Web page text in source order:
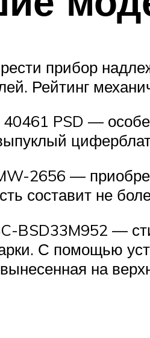
прибор
Рейтинг
PSD —
2656 —
составит не
BSD33M952 —
С помощью
на